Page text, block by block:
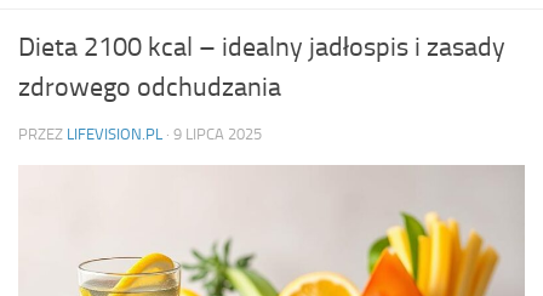
Dieta 2100 kcal – idealny jadłospis i zasady
zdrowego odchudzania
PRZEZ LIFEVISION.PL · 9 LIPCA 2025